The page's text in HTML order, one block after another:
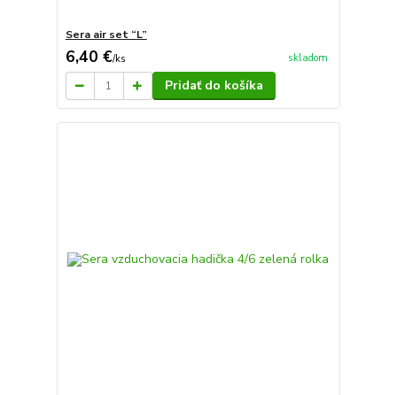
Sera air set “L”
6,40 €/ks skladom
Pridať do košíka